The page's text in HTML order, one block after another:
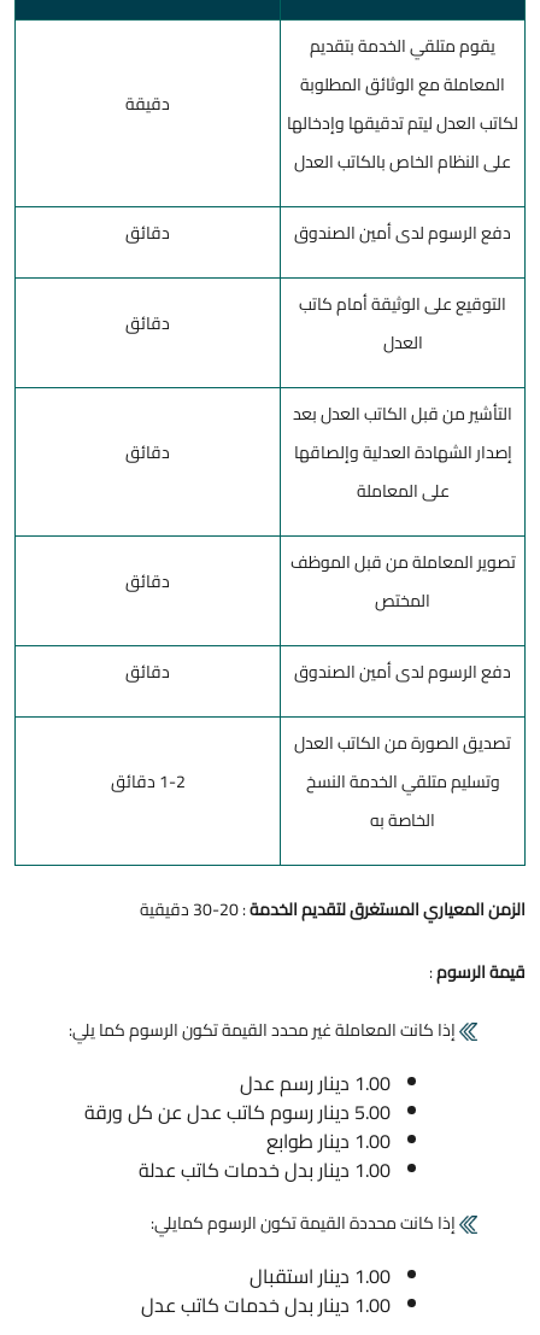
يقوم متلقي الخدمة بتقديم
المعاملة مع الوثائق المطلوبة
لكاتب العدل ليتم تدقيقها وإدخالها
على النظام الخاص بالكاتب العدل
دقيقة
دفع الرسوم لدى أمين الصندوق دقائق
التوقيع على الوثيقة أمام كاتب
العدل
دقائق
التأشير من قبل الكاتب العدل بعد
إصدار الشهادة العدلية وإلصاقها
على المعاملة
دقائق
تصوير المعاملة من قبل الموظف
المختص
دقائق
دفع الرسوم لدى أمين الصندوق دقائق
تصديق الصورة من الكاتب العدل
وتسليم متلقي الخدمة النسخ
الخاصة به
1-2 دقائق
الزمن المعياري المستغرق لتقديم الخدمة: 20-30 دقيقية
قيمة الرسوم:
إذا كانت المعاملة غير محدد القيمة تكون الرسوم كما يلي:
1.00 دينار رسم عدل
5.00 دينار رسوم كاتب عدل عن كل ورقة
1.00 دينار طوابع
1.00 دينار بدل خدمات كاتب عدلة
إذا كانت محددة القيمة تكون الرسوم كمايلي:
1.00 دينار استقبال
1.00 دينار بدل خدمات كاتب عدل